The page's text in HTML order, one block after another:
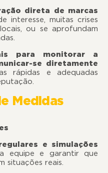
direta de marcas
interesse, muitas crises
ou se aprofundam
para monitorar a
se diretamente
rápidas e adequadas
Medidas
e simulações
equipe e garantir que
situações reais.